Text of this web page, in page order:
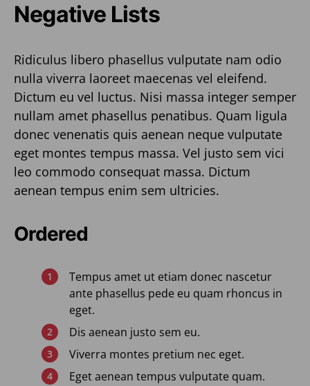
Negative Lists
Ridiculus libero phasellus vulputate nam odio
nulla viverra laoreet maecenas vel eleifend.
Dictum eu vel luctus. Nisi massa integer semper
nullam amet phasellus penatibus. Quam ligula
donec venenatis quis aenean neque vulputate
eget montes tempus massa. Vel justo sem vici
leo commodo consequat massa. Dictum
aenean tempus enim sem ultricies.
Ordered
Tempus amet ut etiam donec nascetur
ante phasellus pede eu quam rhoncus in
eget.
Dis aenean justo sem eu.
Viverra montes pretium nec eget.
Eget aenean tempus vulputate quam.